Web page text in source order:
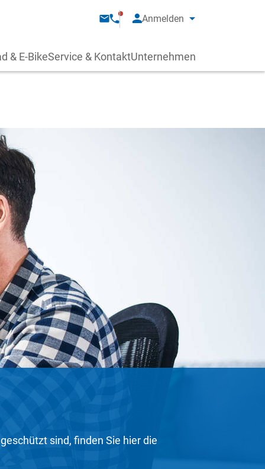
Anmelden
& E-BikeService & KontaktUnternehmen
sind, finden Sie hier die